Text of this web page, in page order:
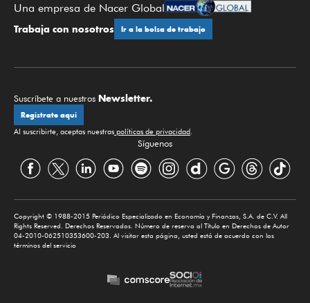
Una empresa de Nacer Global
Trabaja con nosotros Ir a la bolsa de trabajo
Suscríbete a nuestros Newsletter.
Regístrate aquí
Al suscribirte, aceptas nuestras políticas de privacidad.
Síguenos
Copyright © 1988-2015 Periódico Especializado en Economía y Finanzas, S.A. de C.V. All
Rights Reserved. Derechos Reservados. Número de reserva al Título en Derechos de Autor
04-2010-062510353600-203. Al visitar esta página, usted está de acuerdo con los
términos del servicio